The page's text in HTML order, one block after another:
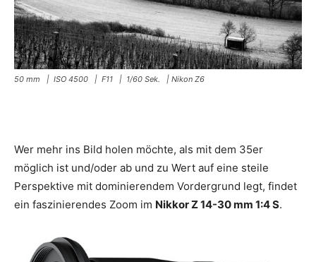
50 mm | ISO 4500 | F11 | 1/60 Sek. | Nikon Z6
Wer mehr ins Bild holen möchte, als mit dem 35er
möglich ist und/oder ab und zu Wert auf eine steile
Perspektive mit dominierendem Vordergrund legt, findet
ein faszinierendes Zoom im Nikkor Z 14-30 mm 1:4 S.